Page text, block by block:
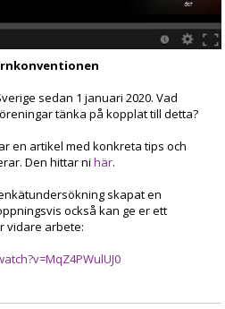
sedan 1 januari 2020. Vad
tänka på kopplat till detta?
en artikel med konkreta tips och
Den hittar ni här.
skapat en
också kan ge er ett
vidare arbete: